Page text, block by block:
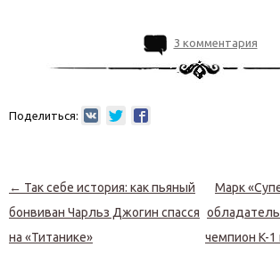
3 комментария
Поделиться:
Навигация по записям
← Так себе история: как пьяный
бонвиван Чарльз Джогин спасся
на «Титанике»
Марк
обладатель
чемпион K-